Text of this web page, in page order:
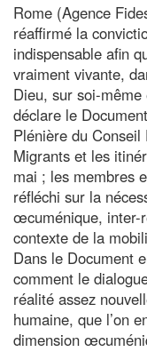
Rome (Agence
réaffirmé la
indispensable afin
vraiment vivante,
Dieu, sur soi-même
déclare le
Plénière du
Migrants et les
mai ; les membres
réfléchi sur la
œcuménique, inter-
contexte de la
Dans le Document
comment le
réalité assez
humaine, que l’on
dimension